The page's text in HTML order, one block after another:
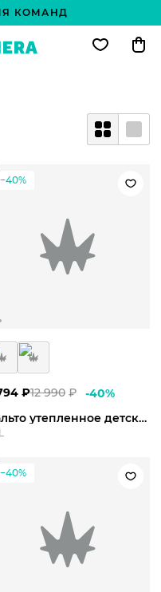
КОМАНД
−40%
12 990 ₽
₽ -40%
Пальто утепленное детское Element 24 Winter Parka Y
−40%